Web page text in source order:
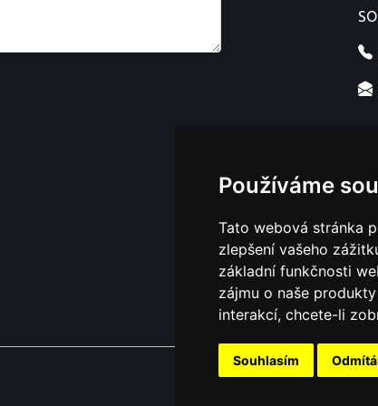
Používáme
Tato webová stránka
zlepšení vašeho
základní funkčnosti
zájmu o naše
interakcí, chcete-li
Souhlasím